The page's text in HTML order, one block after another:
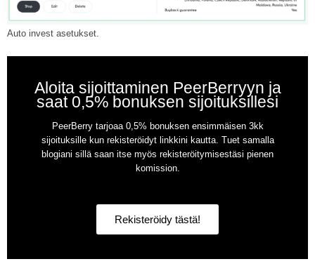
Auto invest asetukset.
Aloita sijoittaminen PeerBerryyn ja
saat 0,5% bonuksen sijoituksillesi
PeerBerry tarjoaa 0,5% bonuksen ensimmäisen 3kk
sijoituksille kun rekisteröidyt linkkini kautta. Tuet samalla
blogiani sillä saan itse myös rekisteröitymisestäsi pienen
komission.
Rekisteröidy tästä!